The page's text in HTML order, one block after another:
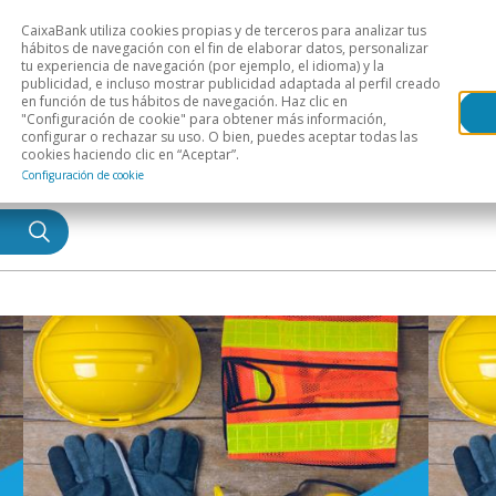
Análisis sectorial Áreas geográficas
CaixaBank utiliza cookies propias y de terceros para analizar tus
hábitos de navegación con el fin de elaborar datos, personalizar
tu experiencia de navegación (por ejemplo, el idioma) y la
publicidad, e incluso mostrar publicidad adaptada al perfil creado
en función de tus hábitos de navegación. Haz clic en
"Configuración de cookie" para obtener más información,
configurar o rechazar su uso. O bien, puedes aceptar todas las
cookies haciendo clic en “Aceptar”.
Configuración de cookie